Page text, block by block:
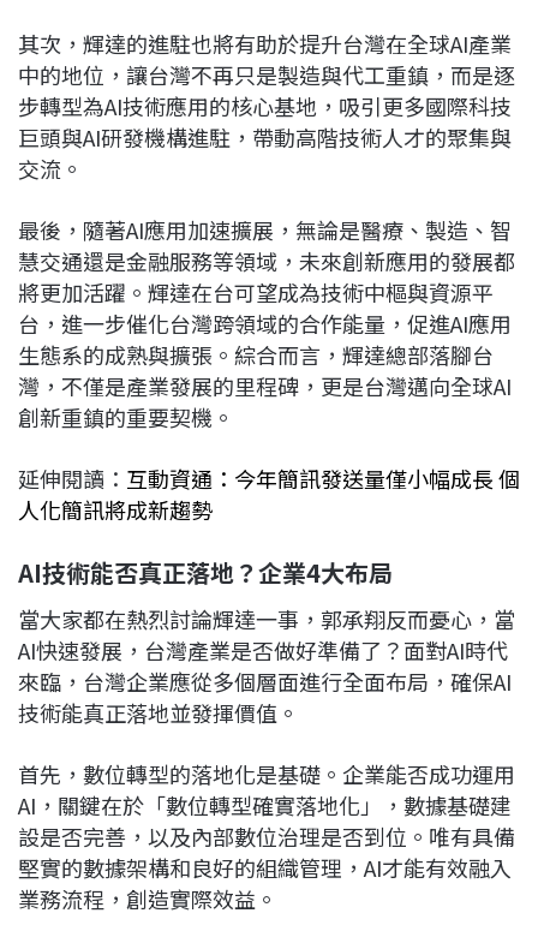
其次，輝達的進駐也將有助於提升台灣在全球AI產業
中的地位，讓台灣不再只是製造與代工重鎮，而是逐
步轉型為AI技術應用的核心基地，吸引更多國際科技
巨頭與AI研發機構進駐，帶動高階技術人才的聚集與
交流。
最後，隨著AI應用加速擴展，無論是醫療、製造、智
慧交通還是金融服務等領域，未來創新應用的發展都
將更加活躍。輝達在台可望成為技術中樞與資源平
台，進一步催化台灣跨領域的合作能量，促進AI應用
生態系的成熟與擴張。綜合而言，輝達總部落腳台
灣，不僅是產業發展的里程碑，更是台灣邁向全球AI
創新重鎮的重要契機。
延伸閱讀： 互動資通：今年簡訊發送量僅小幅成長 個
人化簡訊將成新趨勢
AI技術能否真正落地？企業4大布局
當大家都在熱烈討論輝達一事，郭承翔反而憂心，當
AI快速發展，台灣產業是否做好準備了？面對AI時代
來臨，台灣企業應從多個層面進行全面布局，確保AI
技術能真正落地並發揮價值。
首先，數位轉型的落地化是基礎。企業能否成功運用
AI，關鍵在於「數位轉型確實落地化」，數據基礎建
設是否完善，以及內部數位治理是否到位。唯有具備
堅實的數據架構和良好的組織管理，AI才能有效融入
業務流程，創造實際效益。